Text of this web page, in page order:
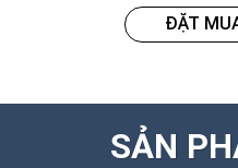
ĐẶT
SẢN